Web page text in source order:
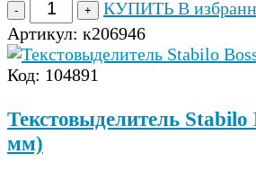
КУПИТЬ В
Артикул: к206946
Код: 104891
Текстовыделитель
мм)